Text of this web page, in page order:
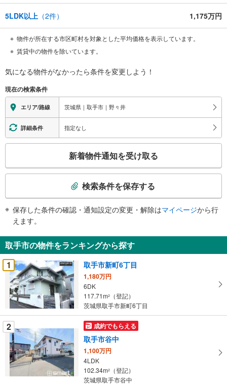
5LDK以上 （2件） 1,175万円
物件が所在する市区町村を対象とした平均価格を表示しています。
賃貸中の物件を除いています。
気になる物件がなかったら条件を変更しよう！
現在の検索条件
エリア/路線 茨城県｜取手市｜野々井
詳細条件 指定なし
検
知
を
受
け
取
る
・
条
件
を
マ
イ
ペ
新着物件通知を受け取る
検索条件を保存する
保存した条件の確認・通知設定の変更・解除はマイページから行
えます。
取手市の物件をランキングから探す
1
取手市新町6丁目
1,180万円
6DK
117.71m2
（登記）
茨城県取手市新町6丁目
2 成約でもらえる
取手市谷中
1,100万円
4LDK
102.34m2
（登記）
茨城県取手市谷中